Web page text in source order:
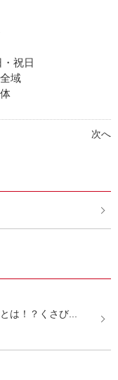
祝日
域
次へ
は！？くさび...